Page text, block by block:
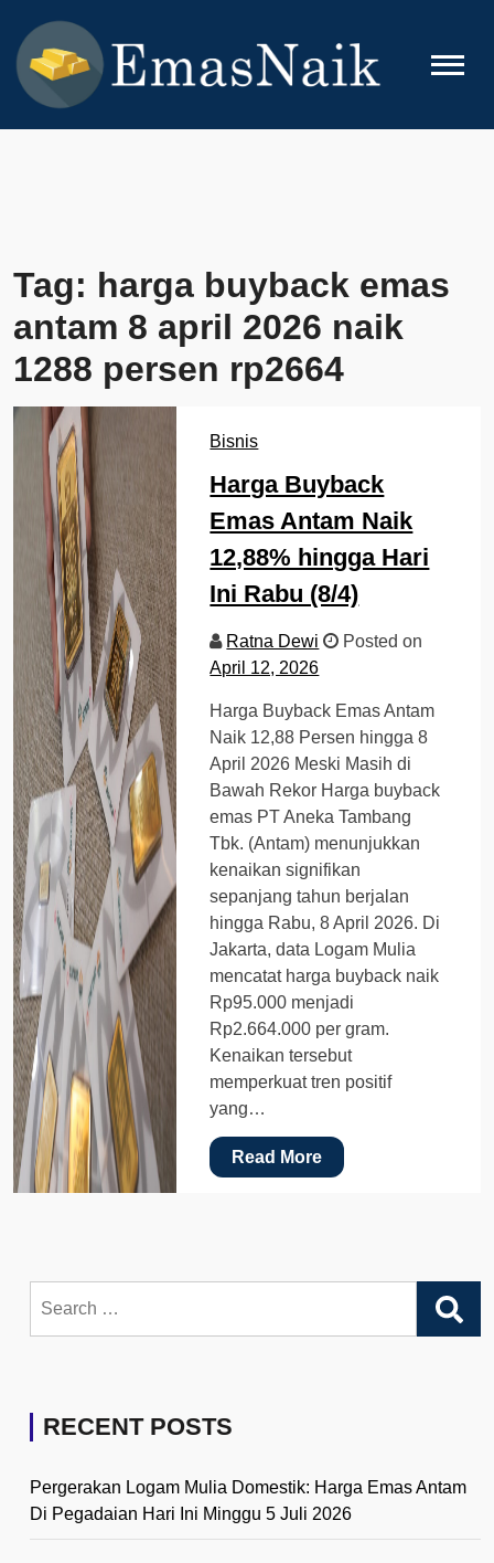
content
EMASNAIK
Topik Seputar Emas
Tag: harga buyback emas
antam 8 april 2026 naik
1288 persen rp2664
Bisnis
Harga Buyback
Emas Antam Naik
12,88% hingga Hari
Ini Rabu (8/4)
Ratna Dewi
Posted on
April 12, 2026
Harga Buyback Emas Antam
Naik 12,88 Persen hingga 8
April 2026 Meski Masih di
Bawah Rekor Harga buyback
emas PT Aneka Tambang
Tbk. (Antam) menunjukkan
kenaikan signifikan
sepanjang tahun berjalan
hingga Rabu, 8 April 2026. Di
Jakarta, data Logam Mulia
mencatat harga buyback naik
Rp95.000 menjadi
Rp2.664.000 per gram.
Kenaikan tersebut
memperkuat tren positif
yang…
Read More
for:
RECENT POSTS
Pergerakan Logam Mulia Domestik: Harga Emas Antam
Di Pegadaian Hari Ini Minggu 5 Juli 2026